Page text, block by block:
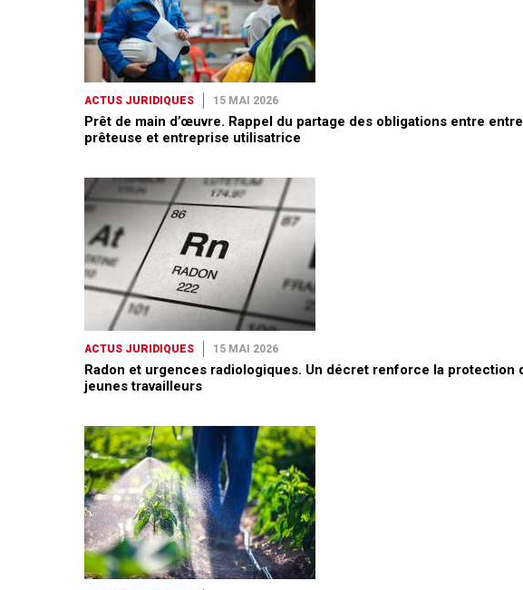
ACTUS JURIDIQUES 15 MAI 2026
Prêt de main d’œuvre. Rappel du partage des obligations entre
prêteuse et entreprise utilisatrice
ACTUS JURIDIQUES 15 MAI 2026
Radon et urgences radiologiques. Un décret renforce la protection
jeunes travailleurs